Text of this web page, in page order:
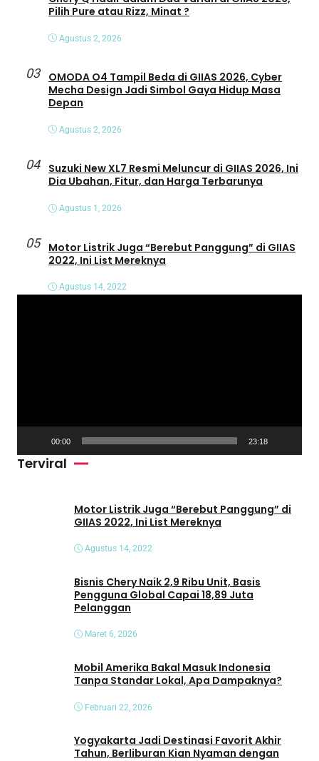
Pilih Pure atau Rizz, Minat ?
Agustus 2, 2026
03
OMODA O4 Tampil Beda di GIIAS 2026, Cyber
Mecha Design Jadi Simbol Gaya Hidup Masa
Depan
Agustus 2, 2026
04
Suzuki New XL7 Resmi Meluncur di GIIAS 2026, Ini
Dia Ubahan, Fitur, dan Harga Terbarunya
Agustus 1, 2026
05
Motor Listrik Juga “Berebut Panggung” di GIIAS
2022, Ini List Mereknya
Agustus 14, 2022
d
00:00 23:18
Terviral
Motor Listrik Juga “Berebut Panggung” di
GIIAS 2022, Ini List Mereknya
Agustus 14, 2022
Bisnis Chery Naik 2,9 Ribu Unit, Basis
Pengguna Global Capai 18,89 Juta
Pelanggan
Maret 6, 2026
Mobil Amerika Bakal Masuk Indonesia
Tanpa Standar Lokal, Apa Dampaknya?
Februari 22, 2026
Yogyakarta Jadi Destinasi Favorit Akhir
Tahun, Berliburan Kian Nyaman dengan